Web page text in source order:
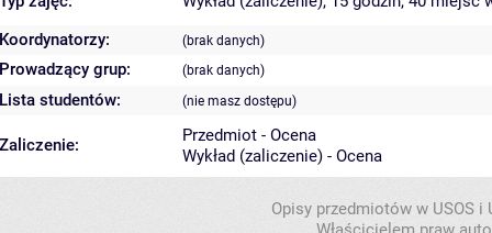
Koordynatorzy:
(brak danych)
Prowadzący grup: (brak danych)
Lista studentów: (nie masz dostępu)
Zaliczenie:
Przedmiot - Ocena
Wykład (zaliczenie) - Ocena
Opisy przedmiotów w USOS